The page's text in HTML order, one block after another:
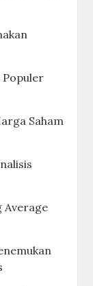
Populer
Saham
Average